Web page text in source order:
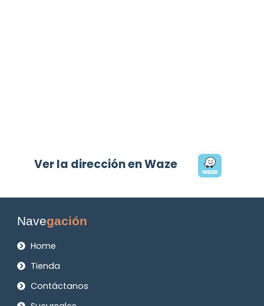
Ver la dirección en Waze
Navegación
Home
Tienda
Contáctanos